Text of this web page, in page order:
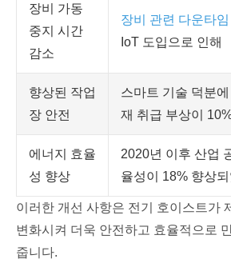
장비 가동
중지 시간
감소
장비 관련 다운타
IoT 도입으로 인해
향상된 작업
장 안전
스마트 기술 덕분
재 취급 부상이
에너지 효율
성 향상
2020년 이후 산업
율성이 18% 향상
이러한 개선 사항은 전기 호이스트가
변화시켜 더욱 안전하고 효율적으로
줍니다.